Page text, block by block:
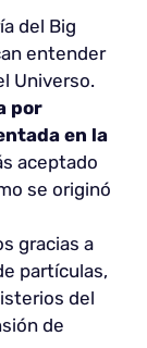
del Big
entender
Universo.
por
en la
aceptado
se originó
gracias a
partículas,
del
de